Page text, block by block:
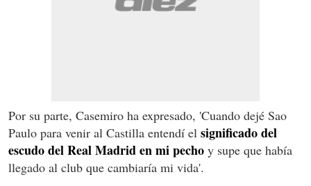
Por su parte, Casemiro ha expresado, 'Cuando dejé Sao
Paulo para venir al Castilla entendí el significado del
escudo del Real Madrid en mi pecho y supe que había
llegado al club que cambiaría mi vida'.